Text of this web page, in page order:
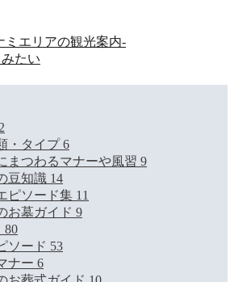
ミエリアの観光案内-
たい
・タイプ6
まつわるマナーや風習 9
豆知識 14
ピソード集 11
お墓ガイド 9
80
ソード 53
ナー 6